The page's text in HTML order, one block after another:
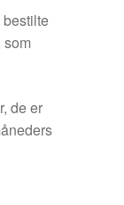
de er